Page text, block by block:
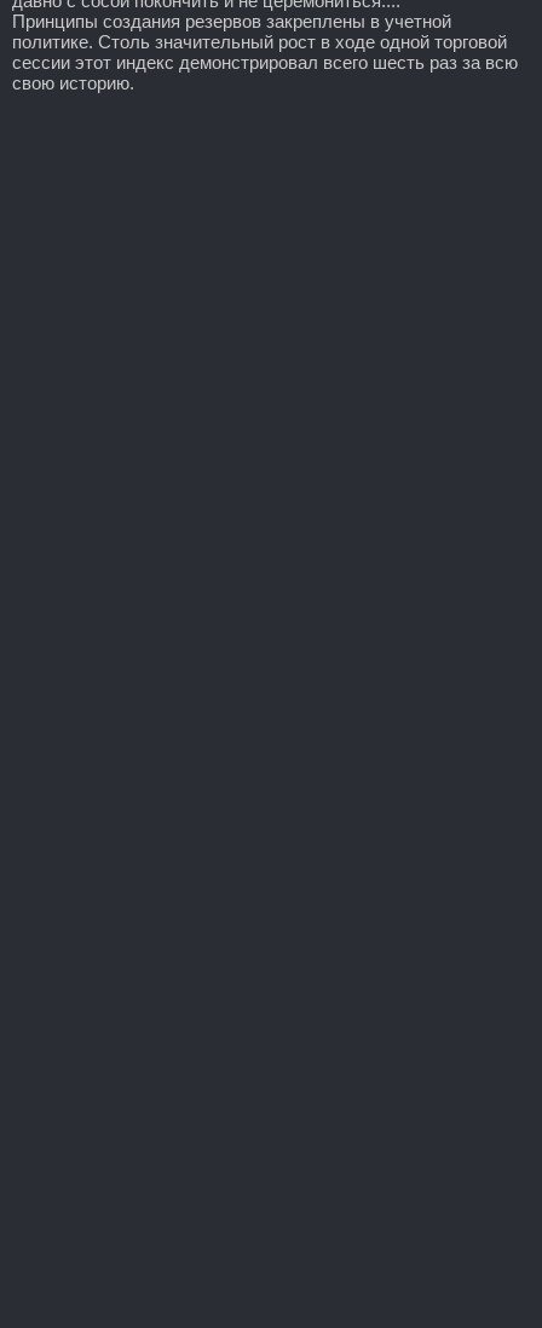
Принципы создания резервов закреплены в учетной
политике. Столь значительный рост в ходе одной торговой
сессии этот индекс демонстрировал всего шесть раз за всю
свою историю.